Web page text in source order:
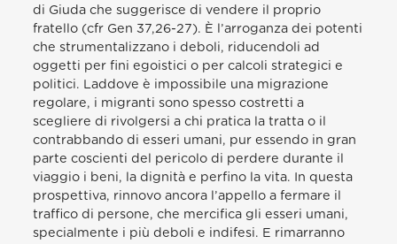
di Giuda che suggerisce di vendere il proprio
fratello (cfr Gen 37,26-27). È l’arroganza dei potenti
che strumentalizzano i deboli, riducendoli ad
oggetti per fini egoistici o per calcoli strategici e
politici. Laddove è impossibile una migrazione
regolare, i migranti sono spesso costretti a
scegliere di rivolgersi a chi pratica la tratta o il
contrabbando di esseri umani, pur essendo in gran
parte coscienti del pericolo di perdere durante il
viaggio i beni, la dignità e perfino la vita. In questa
prospettiva, rinnovo ancora l’appello a fermare il
traffico di persone, che mercifica gli esseri umani,
specialmente i più deboli e indifesi. E rimarranno